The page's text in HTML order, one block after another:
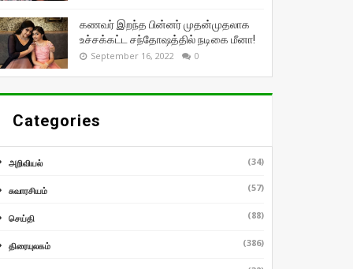
கணவர் இறந்த பின்னர் முதன்முதலாக
உச்சக்கட்ட சந்தோஷத்தில் நடிகை மீனா!
September 16, 2022 0
Categories
அறிவியல் (34)
சுவாரசியம் (57)
செய்தி (88)
திரையுலகம் (386)